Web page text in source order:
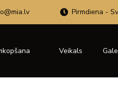
Pirmdiena -
Veikals